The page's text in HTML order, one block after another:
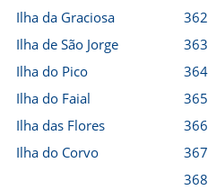
Ilha da Graciosa
Ilha de São Jorge
Ilha do Pico
Ilha do Faial
Ilha das Flores
Ilha do Corvo